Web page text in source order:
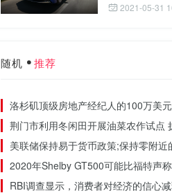
2021-05-31
随机 推荐
洛杉矶顶级房地产经纪人的100万美
荆门市利用冬闲田开展油菜农作试点
美联储保持易于货币政策;保持零附近
2020年Shelby GT500可能比福特声称
RBI调查显示，消费者对经济的信心